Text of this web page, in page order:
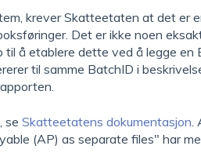
krever Skatteetaten at det er
Det er ikke noen
å etablere dette ved å legge en
til samme BatchID i
se Skatteetatens dokumentasjon
(AP) as separate files" har